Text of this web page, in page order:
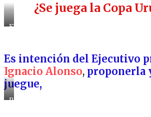
¿Se juega la Copa
FLAMANTE
Es intención del Ejecutivo
Ignacio Alonso, proponerla
juegue,
PRESIDENTE